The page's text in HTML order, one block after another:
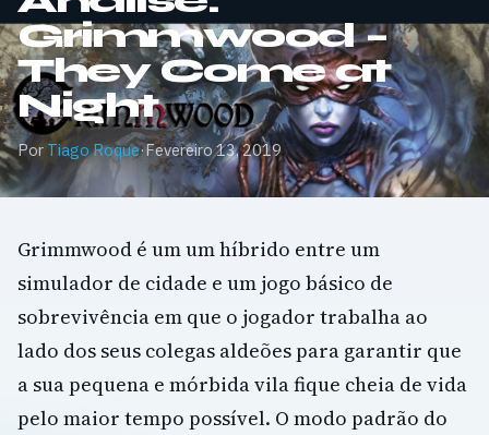
Grimmwood –
They Come at
Night
Por Tiago Roque·Fevereiro 13, 2019
Grimmwood é um um híbrido entre um
simulador de cidade e um jogo básico de
sobrevivência em que o jogador trabalha ao
lado dos seus colegas aldeões para garantir que
a sua pequena e mórbida vila fique cheia de vida
pelo maior tempo possível. O modo padrão do